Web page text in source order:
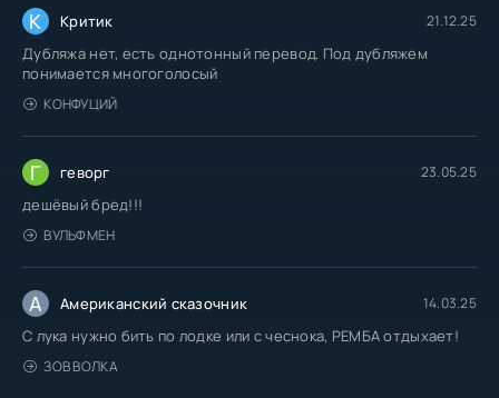
К Критик 21.12.25
Дубляжа нет, есть однотонный перевод. Под дубляжем
понимается многоголосый
КОНФУЦИЙ
Г геворг 23.05.25
дешёвый бред!!!
ВУЛЬФМЕН
А Американский сказочник 14.03.25
С лука нужно бить по лодке или с чеснока, РЕМБА отдыхает!
ЗОВ ВОЛКА